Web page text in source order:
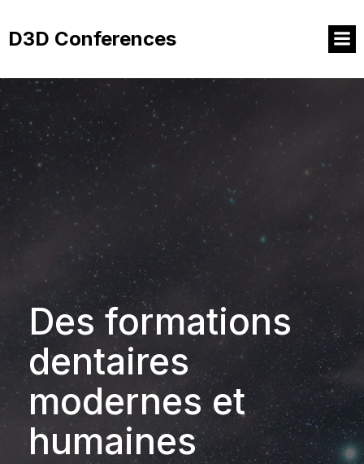
contenu
D3D Conferences
Des formations
dentaires
modernes et
humaines